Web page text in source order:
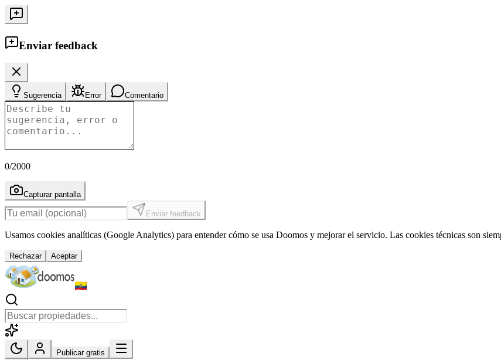
Enviar feedback
Sugerencia Error Comentario
0/2000
Capturar pantalla
Enviar feedback
Usamos cookies analíticas (Google Analytics) para entender cómo se usa Doomos y mejorar el servicio. Las cookies técnicas son
Rechazar Aceptar
Publicar gratis